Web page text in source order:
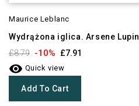
Maurice Leblanc
Wydrążona iglica. Arsene Lupin
£8.79 -10% £7.91
 Quick view
Add To Cart